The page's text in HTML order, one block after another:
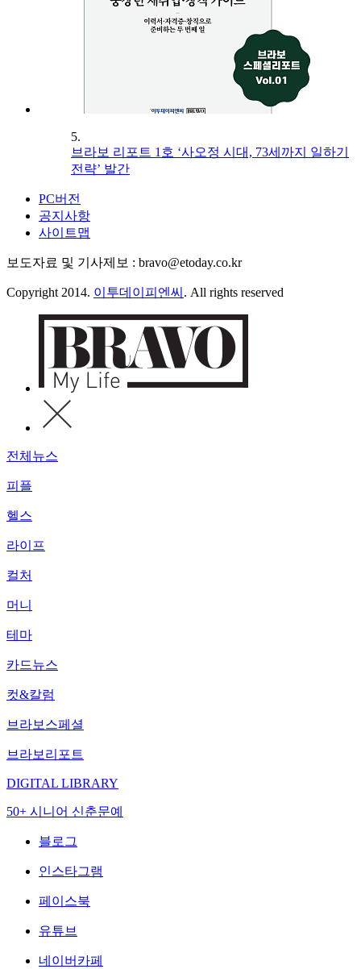
5.
브라보 리포트 1호 ‘사오정 시대, 73세까지 일하기
전략’ 발간
PC버전
공지사항
사이트맵
보도자료 및 기사제보 : bravo@etoday.co.kr
Copyright 2014. 이투데이피엔씨 . All rights reserved
전체뉴스
피플
헬스
라이프
컬처
머니
테마
카드뉴스
컷&칼럼
브라보스페셜
브라보리포트
DIGITAL LIBRARY
50+ 시니어 신춘문예
블로그
인스타그램
페이스북
유튜브
네이버카페